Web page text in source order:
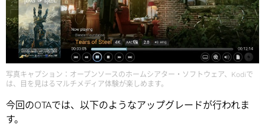
写真キャプション：オープンソースのホームシアター・ソフトウェア、Kodiで
は、目を見はるマルチメディア体験が楽しめます。
今回のOTAでは、以下のようなアップグレードが行われま
す。